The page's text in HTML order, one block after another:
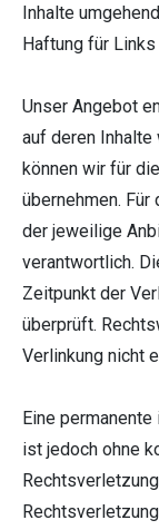
Inhalte
Haftung für Links
Unser Angebot
auf deren Inhalte
können wir für
übernehmen.
der jeweilige
verantwortlich.
Zeitpunkt der
überprüft.
Verlinkung nicht
Eine
ist jedoch ohne